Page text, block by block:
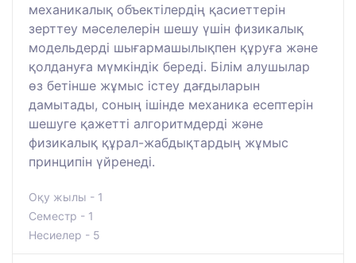
механикалық объектілердің қасиеттерін
зерттеу мәселелерін шешу үшін физикалық
модельдерді шығармашылықпен құруға және
қолдануға мүмкіндік береді. Білім алушылар
өз бетінше жұмыс істеу дағдыларын
дамытады, соның ішінде механика есептерін
шешуге қажетті алгоритмдерді және
физикалық құрал-жабдықтардың жұмыс
принципін үйренеді.
Оқу жылы - 1
Семестр - 1
Несиелер - 5